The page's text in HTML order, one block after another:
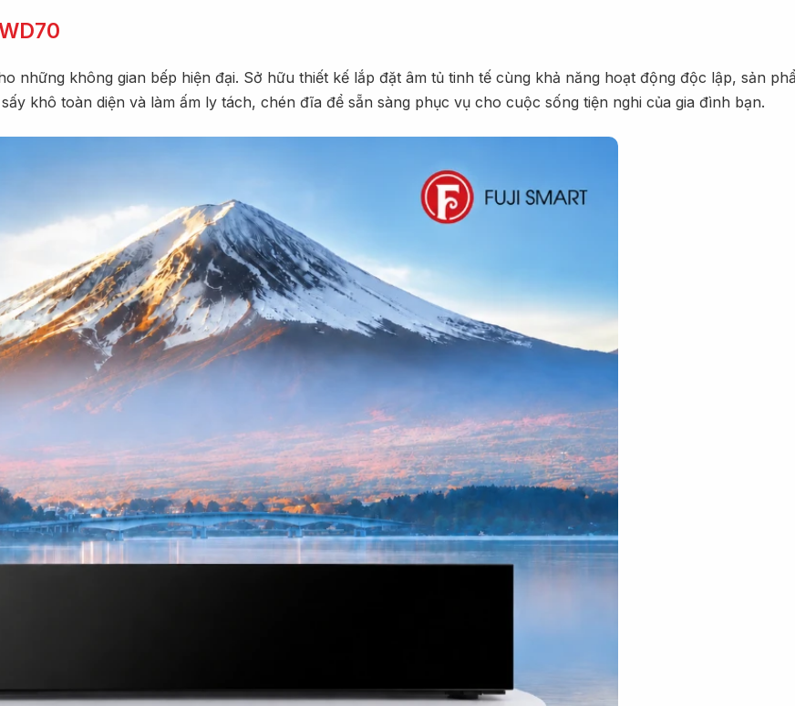
những không gian bếp hiện đại. Sở hữu thiết kế lắp đặt âm tủ tinh tế cùng khả năng hoạt động độc lập, sản
khô toàn diện và làm ấm ly tách, chén đĩa để sẵn sàng phục vụ cho cuộc sống tiện nghi của gia đình bạn.